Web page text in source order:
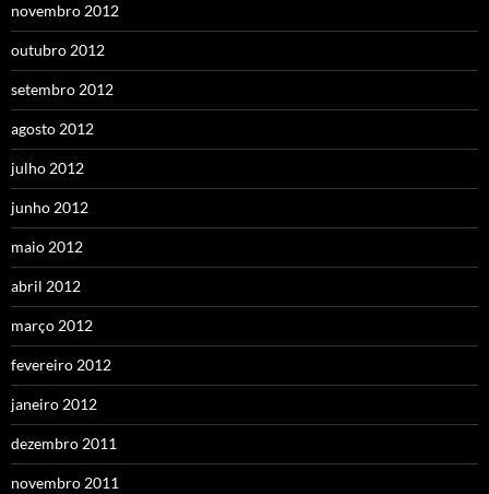
novembro 2012
outubro 2012
setembro 2012
agosto 2012
julho 2012
junho 2012
maio 2012
abril 2012
março 2012
fevereiro 2012
janeiro 2012
dezembro 2011
novembro 2011